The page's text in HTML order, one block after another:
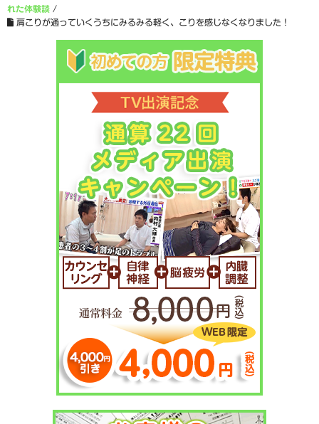
れた体験談 /
肩こりが通っていくうちにみるみる軽く、こりを感じなくなりました！